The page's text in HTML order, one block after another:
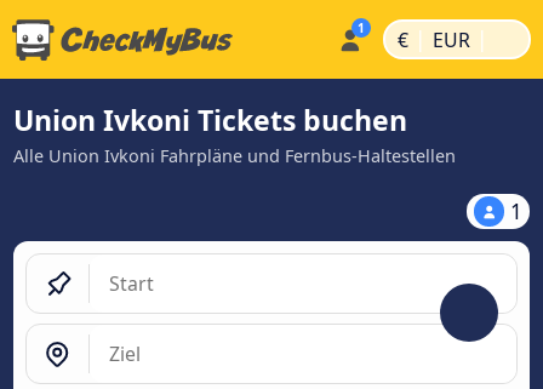
€ | EUR |
Union Ivkoni Tickets buchen
Alle Union Ivkoni Fahrpläne und Fernbus-Haltestellen
1